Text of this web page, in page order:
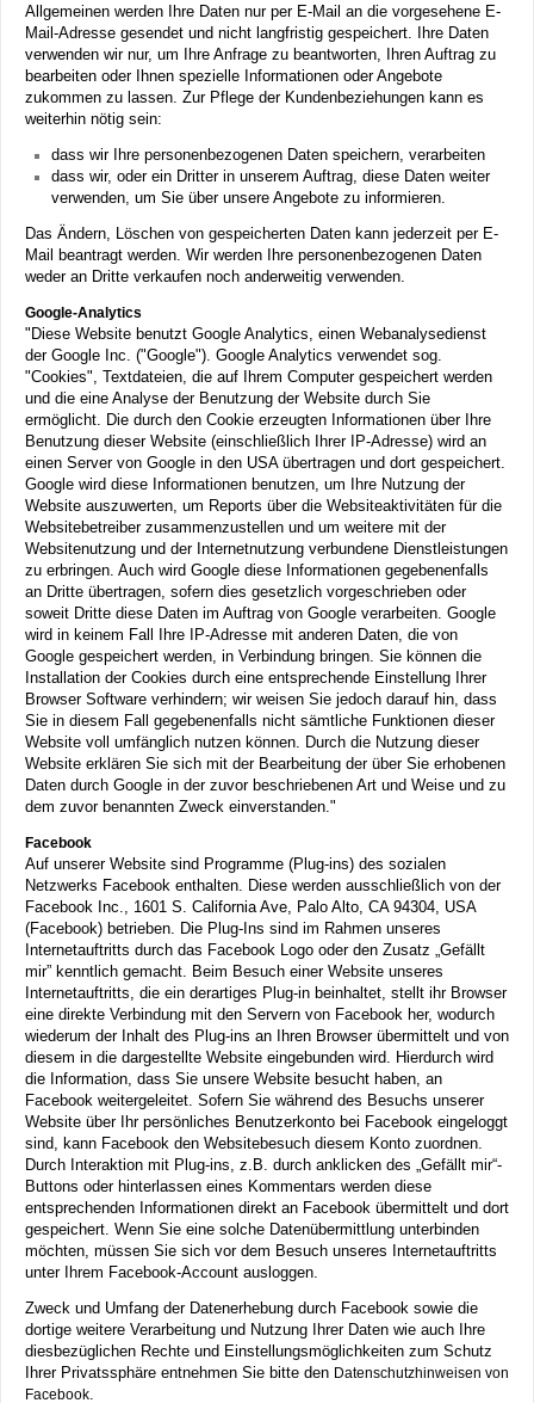
Allgemeinen werden Ihre Daten nur per E-Mail an die vorgesehene E-
Mail-Adresse gesendet und nicht langfristig gespeichert. Ihre Daten
verwenden wir nur, um Ihre Anfrage zu beantworten, Ihren Auftrag zu
bearbeiten oder Ihnen spezielle Informationen oder Angebote
zukommen zu lassen. Zur Pflege der Kundenbeziehungen kann es
weiterhin nötig sein:
dass wir Ihre personenbezogenen Daten speichern, verarbeiten
dass wir, oder ein Dritter in unserem Auftrag, diese Daten weiter
verwenden, um Sie über unsere Angebote zu informieren.
Das Ändern, Löschen von gespeicherten Daten kann jederzeit per E-
Mail beantragt werden. Wir werden Ihre personenbezogenen Daten
weder an Dritte verkaufen noch anderweitig verwenden.
Google-Analytics
"Diese Website benutzt Google Analytics, einen Webanalysedienst
der Google Inc. ("Google"). Google Analytics verwendet sog.
"Cookies", Textdateien, die auf Ihrem Computer gespeichert werden
und die eine Analyse der Benutzung der Website durch Sie
ermöglicht. Die durch den Cookie erzeugten Informationen über Ihre
Benutzung dieser Website (einschließlich Ihrer IP-Adresse) wird an
einen Server von Google in den USA übertragen und dort gespeichert.
Google wird diese Informationen benutzen, um Ihre Nutzung der
Website auszuwerten, um Reports über die Websiteaktivitäten für die
Websitebetreiber zusammenzustellen und um weitere mit der
Websitenutzung und der Internetnutzung verbundene Dienstleistungen
zu erbringen. Auch wird Google diese Informationen gegebenenfalls
an Dritte übertragen, sofern dies gesetzlich vorgeschrieben oder
soweit Dritte diese Daten im Auftrag von Google verarbeiten. Google
wird in keinem Fall Ihre IP-Adresse mit anderen Daten, die von
Google gespeichert werden, in Verbindung bringen. Sie können die
Installation der Cookies durch eine entsprechende Einstellung Ihrer
Browser Software verhindern; wir weisen Sie jedoch darauf hin, dass
Sie in diesem Fall gegebenenfalls nicht sämtliche Funktionen dieser
Website voll umfänglich nutzen können. Durch die Nutzung dieser
Website erklären Sie sich mit der Bearbeitung der über Sie erhobenen
Daten durch Google in der zuvor beschriebenen Art und Weise und zu
dem zuvor benannten Zweck einverstanden."
Facebook
Auf unserer Website sind Programme (Plug-ins) des sozialen
Netzwerks Facebook enthalten. Diese werden ausschließlich von der
Facebook Inc., 1601 S. California Ave, Palo Alto, CA 94304, USA
(Facebook) betrieben. Die Plug-Ins sind im Rahmen unseres
Internetauftritts durch das Facebook Logo oder den Zusatz „Gefällt
mir” kenntlich gemacht. Beim Besuch einer Website unseres
Internetauftritts, die ein derartiges Plug-in beinhaltet, stellt ihr Browser
eine direkte Verbindung mit den Servern von Facebook her, wodurch
wiederum der Inhalt des Plug-ins an Ihren Browser übermittelt und von
diesem in die dargestellte Website eingebunden wird. Hierdurch wird
die Information, dass Sie unsere Website besucht haben, an
Facebook weitergeleitet. Sofern Sie während des Besuchs unserer
Website über Ihr persönliches Benutzerkonto bei Facebook eingeloggt
sind, kann Facebook den Websitebesuch diesem Konto zuordnen.
Durch Interaktion mit Plug-ins, z.B. durch anklicken des „Gefällt mir“-
Buttons oder hinterlassen eines Kommentars werden diese
entsprechenden Informationen direkt an Facebook übermittelt und dort
gespeichert. Wenn Sie eine solche Datenübermittlung unterbinden
möchten, müssen Sie sich vor dem Besuch unseres Internetauftritts
unter Ihrem Facebook-Account ausloggen.
Zweck und Umfang der Datenerhebung durch Facebook sowie die
dortige weitere Verarbeitung und Nutzung Ihrer Daten wie auch Ihre
diesbezüglichen Rechte und Einstellungsmöglichkeiten zum Schutz
Ihrer Privatssphäre entnehmen Sie bitte den Datenschutzhinweisen von
Facebook.